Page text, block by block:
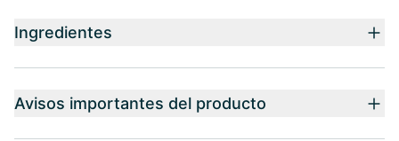
Ingredientes
Avisos importantes del producto